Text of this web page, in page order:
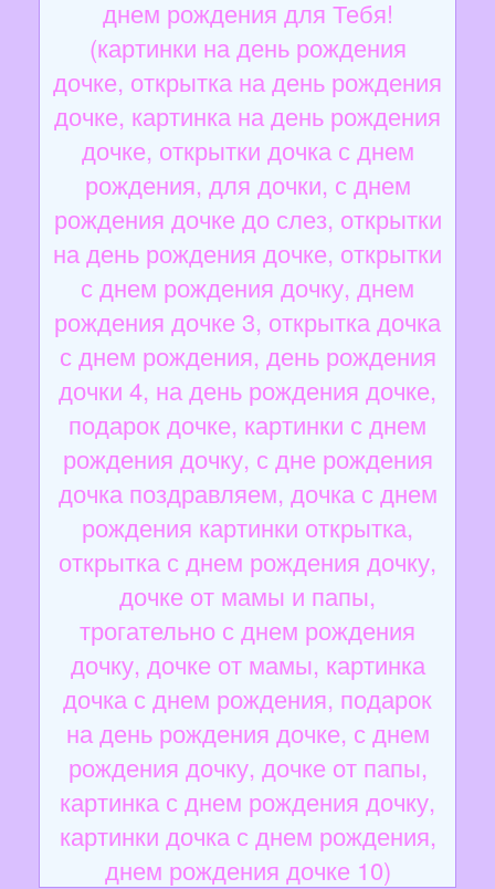
днем рождения для Тебя!
(картинки на день рождения
дочке, открытка на день рождения
дочке, картинка на день рождения
дочке, открытки дочка с днем
рождения, для дочки, с днем
рождения дочке до слез, открытки
на день рождения дочке, открытки
с днем рождения дочку, днем
рождения дочке 3, открытка дочка
с днем рождения, день рождения
дочки 4, на день рождения дочке,
подарок дочке, картинки с днем
рождения дочку, с дне рождения
дочка поздравляем, дочка с днем
рождения картинки открытка,
открытка с днем рождения дочку,
дочке от мамы и папы,
трогательно с днем рождения
дочку, дочке от мамы, картинка
дочка с днем рождения, подарок
на день рождения дочке, с днем
рождения дочку, дочке от папы,
картинка с днем рождения дочку,
картинки дочка с днем рождения,
днем рождения дочке 10)